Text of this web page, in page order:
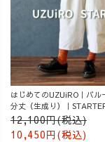
はじめてのUZUiRO｜バル
分丈（生成り）｜
12,100円(税込)
10,450円(税込)